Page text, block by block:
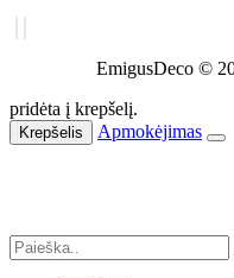
EmigusDeco ©
pridėta į krepšelį.
Krepšelis Apmokėjimas